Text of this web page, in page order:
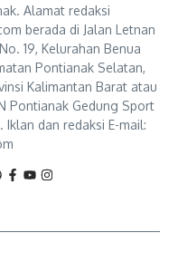
Alamat redaksi
berada di Jalan Letnan
19, Kelurahan Benua
Pontianak Selatan,
Kalimantan Barat atau
Pontianak Gedung Sport
dan redaksi E-mail: